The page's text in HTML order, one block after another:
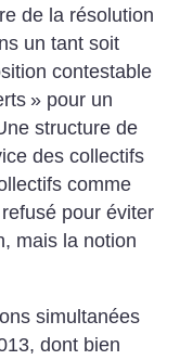
de la résolution
un tant soit
contestable
» pour un
structure de
des collectifs
comme
pour éviter
mais la notion
simultanées
dont bien